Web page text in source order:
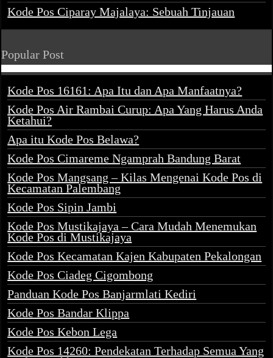
Kode Pos Ciparay Majalaya: Sebuah Tinjauan
Popular Post
Kode Pos 16161: Apa Itu dan Apa Manfaatnya?
Kode Pos Air Rambai Curup: Apa Yang Harus Anda
Ketahui?
Apa itu Kode Pos Belawa?
Kode Pos Cimareme Ngamprah Bandung Barat
Kode Pos Mangsang – Kilas Mengenai Kode Pos di
Kecamatan Palembang
Kode Pos Sipin Jambi
Kode Pos Mustikajaya – Cara Mudah Menemukan
Kode Pos di Mustikajaya
Kode Pos Kecamatan Kajen Kabupaten Pekalongan
Kode Pos Ciadeg Cigombong
Panduan Kode Pos Banjarmlati Kediri
Kode Pos Bandar Klippa
Kode Pos Kebon Lega
Kode Pos 14260: Pendekatan Terhadap Semua Yang